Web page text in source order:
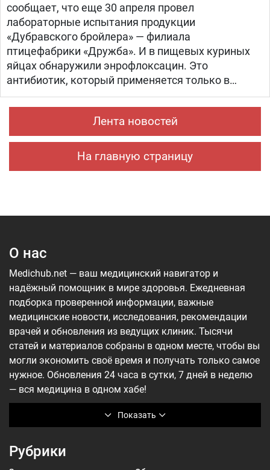
сообщает, что еще 30 апреля провел
лабораторные испытания продукции
«Дубравского бройлера» — филиала
птицефабрики «Дружба». И в пищевых куриных
яйцах обнаружили энрофлоксацин. Это
антибиотик, который применяется только в
ветеринарии для лечения сельскохозяйственных,
домашних животных и птиц.
Лента новостей
На главную страницу
О нас
Показать
Medichub.net — ваш медицинский навигатор и
надёжный помощник в мире здоровья. Ежедневная
подборка проверенной информации, важные
медицинские новости, исследования, рекомендации
врачей и обновления из ведущих клиник. Тысячи
статей и материалов собраны в одном месте, чтобы вы
могли экономить своё время и получать только самое
нужное. Обновления 24 часа в сутки, 7 дней в неделю
— вся медицина в одном хабе!
Рубрики